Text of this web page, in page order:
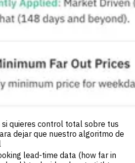
quieres control total sobre tus
dejar que nuestro algoritmo de
lead-time data (how far in